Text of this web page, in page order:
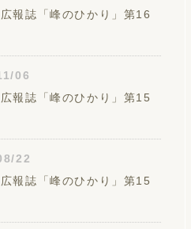
報誌「峰のひかり」第16
06
報誌「峰のひかり」第15
22
報誌「峰のひかり」第15